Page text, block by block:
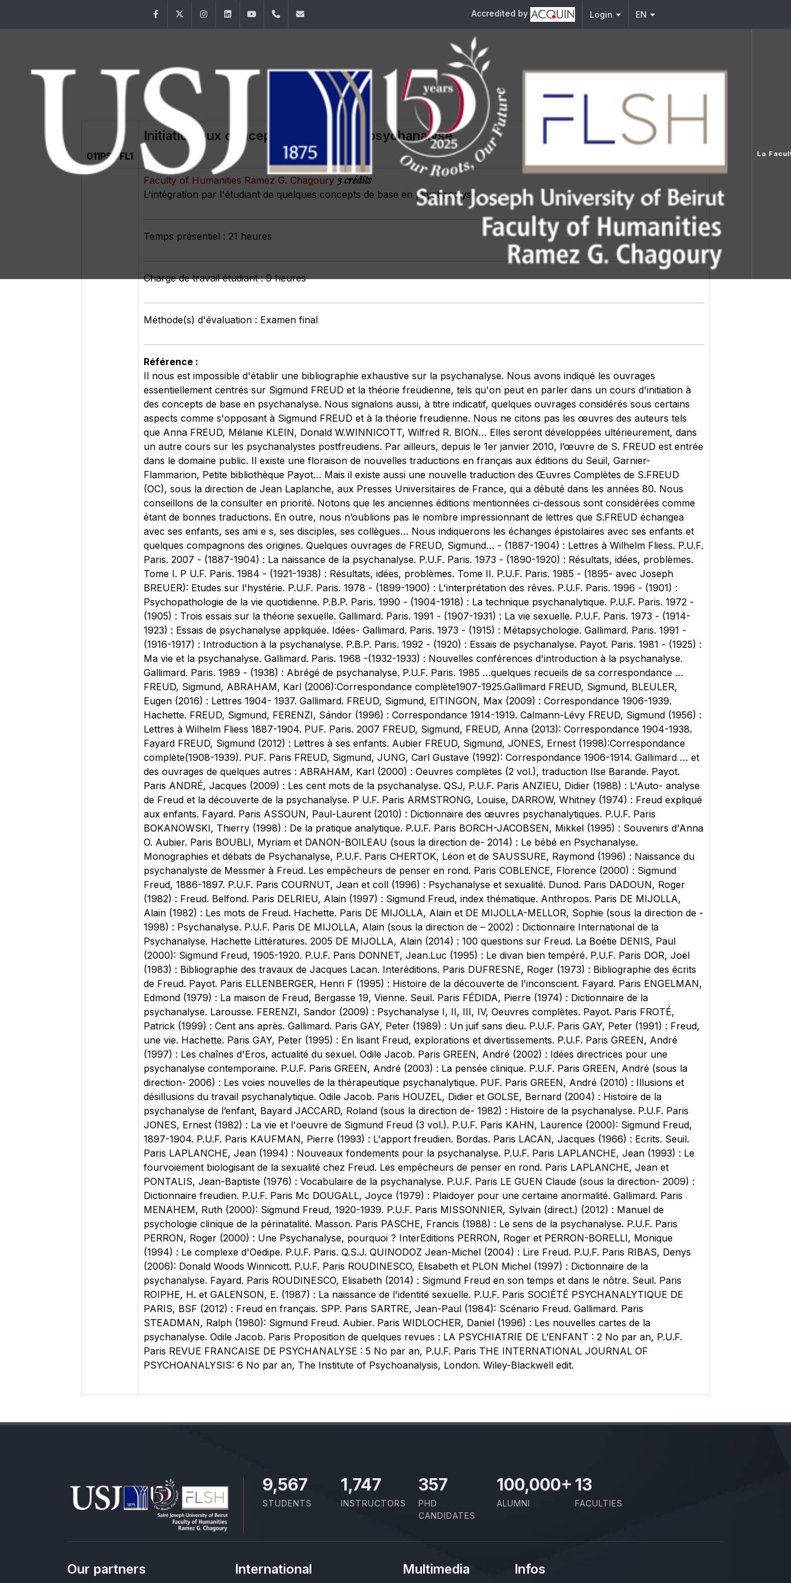
FacebookTwitter InstagramLinkedInYouTube+961 (1) 421 000 Accredited by Login EN
La
011PSTFL1
Initiation aux concepts freudiens en psychanalyse
Faculty of Humanities Ramez G. Chagoury 3 crédits
L'intégration par l'étudiant de quelques concepts de base en psychanalyse.
Temps présentiel : 21 heures
Charge de travail étudiant : 9 heures
Méthode(s) d'évaluation : Examen final
Référence :
Il nous est impossible d'établir une bibliographie exhaustive sur la psychanalyse. Nous avons indiqué les ouvrages
essentiellement centrés sur Sigmund FREUD et la théorie freudienne, tels qu'on peut en parler dans un cours d'initiation à
des concepts de base en psychanalyse. Nous signalons aussi, à titre indicatif, quelques ouvrages considérés sous certains
aspects comme s'opposant à Sigmund FREUD et à la théorie freudienne. Nous ne citons pas les œuvres des auteurs tels
que Anna FREUD, Mélanie KLEIN, Donald W.WINNICOTT, Wilfred R. BION… Elles seront développées ultérieurement, dans
un autre cours sur les psychanalystes postfreudiens. Par ailleurs, depuis le 1er janvier 2010, l’œuvre de S. FREUD est entrée
dans le domaine public. Il existe une floraison de nouvelles traductions en français aux éditions du Seuil, Garnier-
Flammarion, Petite bibliothèque Payot… Mais il existe aussi une nouvelle traduction des Œuvres Complètes de S.FREUD
(OC), sous la direction de Jean Laplanche, aux Presses Universitaires de France, qui a débuté dans les années 80. Nous
conseillons de la consulter en priorité. Notons que les anciennes éditions mentionnées ci-dessous sont considérées comme
étant de bonnes traductions. En outre, nous n’oublions pas le nombre impressionnant de lettres que S.FREUD échangea
avec ses enfants, ses ami e s, ses disciples, ses collègues… Nous indiquerons les échanges épistolaires avec ses enfants et
quelques compagnons des origines. Quelques ouvrages de FREUD, Sigmund… - (1887-1904) : Lettres à Wilhelm Fliess. P.U.F.
Paris. 2007 - (1887-1904) : La naissance de la psychanalyse. P.U.F. Paris. 1973 - (1890-1920) : Résultats, idées, problèmes.
Tome I. P U.F. Paris. 1984 - (1921-1938) : Résultats, idées, problèmes. Tome II. P.U.F. Paris. 1985 - (1895- avec Joseph
BREUER): Etudes sur l'hystérie. P.U.F. Paris. 1978 - (1899-1900) : L'interprétation des rêves. P.U.F. Paris. 1996 - (1901) :
Psychopathologie de la vie quotidienne. P.B.P. Paris. 1990 - (1904-1918) : La technique psychanalytique. P.U.F. Paris. 1972 -
(1905) : Trois essais sur la théorie sexuelle. Gallimard. Paris. 1991 - (1907-1931) : La vie sexuelle. P.U.F. Paris. 1973 - (1914-
1923) : Essais de psychanalyse appliquée. Idées- Gallimard. Paris. 1973 - (1915) : Métapsychologie. Gallimard. Paris. 1991 -
(1916-1917) : Introduction à la psychanalyse. P.B.P. Paris. 1992 - (1920) : Essais de psychanalyse. Payot. Paris. 1981 - (1925) :
Ma vie et la psychanalyse. Gallimard. Paris. 1968 -(1932-1933) : Nouvelles conférences d'introduction à la psychanalyse.
Gallimard. Paris. 1989 - (1938) : Abrégé de psychanalyse. P.U.F. Paris. 1985 …quelques recueils de sa correspondance …
FREUD, Sigmund, ABRAHAM, Karl (2006):Correspondance complète1907-1925.Gallimard FREUD, Sigmund, BLEULER,
Eugen (2016) : Lettres 1904- 1937. Gallimard. FREUD, Sigmund, EITINGON, Max (2009) : Correspondance 1906-1939.
Hachette. FREUD, Sigmund, FERENZI, Sándor (1996) : Correspondance 1914-1919. Calmann-Lévy FREUD, Sigmund (1956) :
Lettres à Wilhelm Fliess 1887-1904. PUF. Paris. 2007 FREUD, Sigmund, FREUD, Anna (2013): Correspondance 1904-1938.
Fayard FREUD, Sigmund (2012) : Lettres à ses enfants. Aubier FREUD, Sigmund, JONES, Ernest (1998):Correspondance
complète(1908-1939). PUF. Paris FREUD, Sigmund, JUNG, Carl Gustave (1992): Correspondance 1906-1914. Gallimard … et
des ouvrages de quelques autres : ABRAHAM, Karl (2000) : Oeuvres complètes (2 vol.), traduction Ilse Barande. Payot.
Paris ANDRÉ, Jacques (2009) : Les cent mots de la psychanalyse. QSJ, P.U.F. Paris ANZIEU, Didier (1988) : L'Auto- analyse
de Freud et la découverte de la psychanalyse. P U.F. Paris ARMSTRONG, Louise, DARROW, Whitney (1974) : Freud expliqué
aux enfants. Fayard. Paris ASSOUN, Paul-Laurent (2010) : Dictionnaire des œuvres psychanalytiques. P.U.F. Paris
BOKANOWSKI, Thierry (1998) : De la pratique analytique. P.U.F. Paris BORCH-JACOBSEN, Mikkel (1995) : Souvenirs d'Anna
O. Aubier. Paris BOUBLI, Myriam et DANON-BOILEAU (sous la direction de- 2014) : Le bébé en Psychanalyse.
Monographies et débats de Psychanalyse, P.U.F. Paris CHERTOK, Léon et de SAUSSURE, Raymond (1996) : Naissance du
psychanalyste de Messmer à Freud. Les empêcheurs de penser en rond. Paris COBLENCE, Florence (2000) : Sigmund
Freud, 1886-1897. P.U.F. Paris COURNUT, Jean et coll (1996) : Psychanalyse et sexualité. Dunod. Paris DADOUN, Roger
(1982) : Freud. Belfond. Paris DELRIEU, Alain (1997) : Sigmund Freud, index thématique. Anthropos. Paris DE MIJOLLA,
Alain (1982) : Les mots de Freud. Hachette. Paris DE MIJOLLA, Alain et DE MIJOLLA-MELLOR, Sophie (sous la direction de -
1998) : Psychanalyse. P.U.F. Paris DE MIJOLLA, Alain (sous la direction de – 2002) : Dictionnaire International de la
Psychanalyse. Hachette Littératures. 2005 DE MIJOLLA, Alain (2014) : 100 questions sur Freud. La Boétie DENIS, Paul
(2000): Sigmund Freud, 1905-1920. P.U.F. Paris DONNET, Jean.Luc (1995) : Le divan bien tempéré. P.U.F. Paris DOR, Joël
(1983) : Bibliographie des travaux de Jacques Lacan. Interéditions. Paris DUFRESNE, Roger (1973) : Bibliographie des écrits
de Freud. Payot. Paris ELLENBERGER, Henri F (1995) : Histoire de la découverte de l'inconscient. Fayard. Paris ENGELMAN,
Edmond (1979) : La maison de Freud, Bergasse 19, Vienne. Seuil. Paris FÉDIDA, Pierre (1974) : Dictionnaire de la
psychanalyse. Larousse. FERENZI, Sandor (2009) : Psychanalyse I, II, III, IV, Oeuvres complètes. Payot. Paris FROTÉ,
Patrick (1999) : Cent ans après. Gallimard. Paris GAY, Peter (1989) : Un juif sans dieu. P.U.F. Paris GAY, Peter (1991) : Freud,
une vie. Hachette. Paris GAY, Peter (1995) : En lisant Freud, explorations et divertissements. P.U.F. Paris GREEN, André
(1997) : Les chaînes d'Eros, actualité du sexuel. Odile Jacob. Paris GREEN, André (2002) : Idées directrices pour une
psychanalyse contemporaine. P.U.F. Paris GREEN, André (2003) : La pensée clinique. P.U.F. Paris GREEN, André (sous la
direction- 2006) : Les voies nouvelles de la thérapeutique psychanalytique. PUF. Paris GREEN, André (2010) : Illusions et
désillusions du travail psychanalytique. Odile Jacob. Paris HOUZEL, Didier et GOLSE, Bernard (2004) : Histoire de la
psychanalyse de l’enfant, Bayard JACCARD, Roland (sous la direction de- 1982) : Histoire de la psychanalyse. P.U.F. Paris
JONES, Ernest (1982) : La vie et l'oeuvre de Sigmund Freud (3 vol.). P.U.F. Paris KAHN, Laurence (2000): Sigmund Freud,
1897-1904. P.U.F. Paris KAUFMAN, Pierre (1993) : L'apport freudien. Bordas. Paris LACAN, Jacques (1966) : Ecrits. Seuil.
Paris LAPLANCHE, Jean (1994) : Nouveaux fondements pour la psychanalyse. P.U.F. Paris LAPLANCHE, Jean (1993) : Le
fourvoiement biologisant de la sexualité chez Freud. Les empêcheurs de penser en rond. Paris LAPLANCHE, Jean et
PONTALIS, Jean-Baptiste (1976) : Vocabulaire de la psychanalyse. P.U.F. Paris LE GUEN Claude (sous la direction- 2009) :
Dictionnaire freudien. P.U.F. Paris Mc DOUGALL, Joyce (1979) : Plaidoyer pour une certaine anormalité. Gallimard. Paris
MENAHEM, Ruth (2000): Sigmund Freud, 1920-1939. P.U.F. Paris MISSONNIER, Sylvain (direct.) (2012) : Manuel de
psychologie clinique de la périnatalité. Masson. Paris PASCHE, Francis (1988) : Le sens de la psychanalyse. P.U.F. Paris
PERRON, Roger (2000) : Une Psychanalyse, pourquoi ? InterEditions PERRON, Roger et PERRON-BORELLI, Monique
(1994) : Le complexe d'Oedipe. P.U.F. Paris. Q.S.J. QUINODOZ Jean-Michel (2004) : Lire Freud. P.U.F. Paris RIBAS, Denys
(2006): Donald Woods Winnicott. P.U.F. Paris ROUDINESCO, Elisabeth et PLON Michel (1997) : Dictionnaire de la
psychanalyse. Fayard. Paris ROUDINESCO, Elisabeth (2014) : Sigmund Freud en son temps et dans le nôtre. Seuil. Paris
ROIPHE, H. et GALENSON, E. (1987) : La naissance de l'identité sexuelle. P.U.F. Paris SOCIÉTÉ PSYCHANALYTIQUE DE
PARIS, BSF (2012) : Freud en français. SPP. Paris SARTRE, Jean-Paul (1984): Scénario Freud. Gallimard. Paris
STEADMAN, Ralph (1980): Sigmund Freud. Aubier. Paris WIDLOCHER, Daniel (1996) : Les nouvelles cartes de la
psychanalyse. Odile Jacob. Paris Proposition de quelques revues : LA PSYCHIATRIE DE L’ENFANT : 2 No par an, P.U.F.
Paris REVUE FRANCAISE DE PSYCHANALYSE : 5 No par an, P.U.F. Paris THE INTERNATIONAL JOURNAL OF
PSYCHOANALYSIS: 6 No par an, The Institute of Psychoanalysis, London. Wiley-Blackwell edit.
11,727
STUDENTS
2,142
INSTRUCTORS
437
PHD
CANDIDATES
100,000+
ALUMNI
13
FACULTIES
Our partners International Multimedia Infos